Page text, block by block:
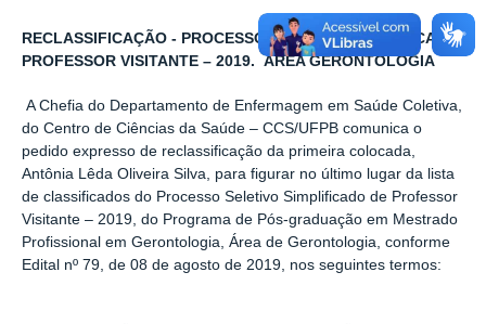
RECLASSIFICAÇÃO - PROCESSO SELETIVO SIMPLIFICADO
PROFESSOR VISITANTE – 2019. ÁREA GERONTOLOGIA
A Chefia do Departamento de Enfermagem em Saúde Coletiva,
do Centro de Ciências da Saúde – CCS/UFPB comunica o
pedido expresso de reclassificação da primeira colocada,
Antônia Lêda Oliveira Silva, para figurar no último lugar da lista
de classificados do Processo Seletivo Simplificado de Professor
Visitante – 2019, do Programa de Pós-graduação em Mestrado
Profissional em Gerontologia, Área de Gerontologia, conforme
Edital nº 79, de 08 de agosto de 2019, nos seguintes termos: